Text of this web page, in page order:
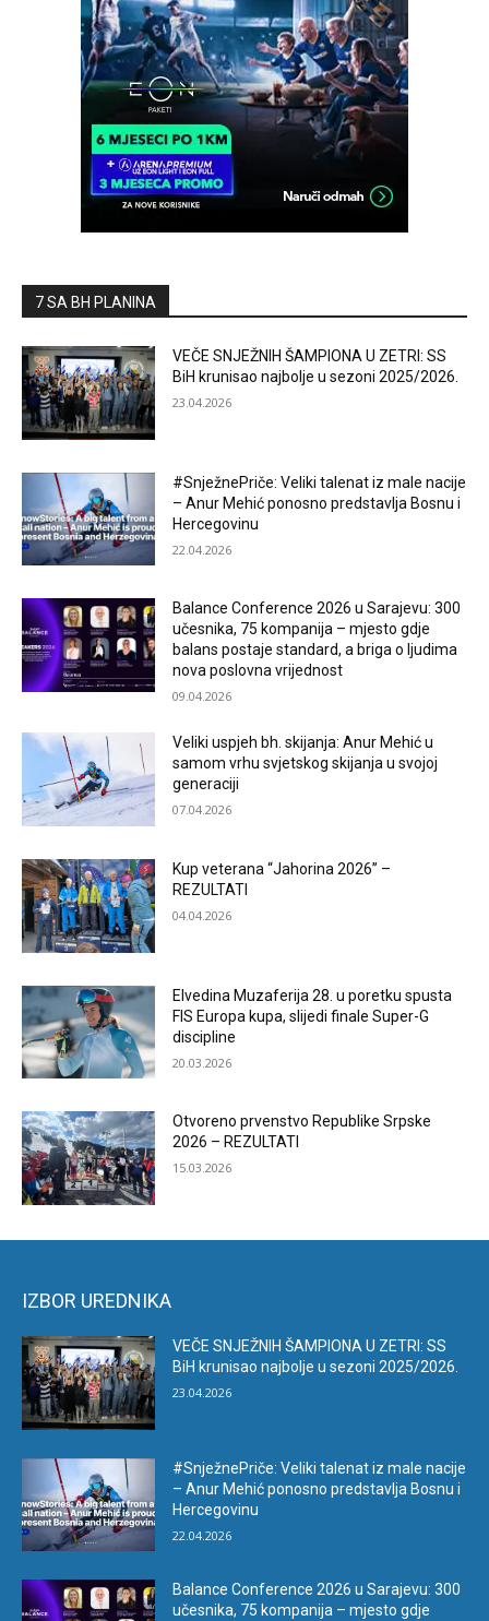
7 SA BH PLANINA
VEČE SNJEŽNIH ŠAMPIONA U ZETRI: SS
BiH krunisao najbolje u sezoni 2025/2026.
23.04.2026
#SnježnePriče: Veliki talenat iz male nacije
– Anur Mehić ponosno predstavlja Bosnu i
Hercegovinu
22.04.2026
Balance Conference 2026 u Sarajevu: 300
učesnika, 75 kompanija – mjesto gdje
balans postaje standard, a briga o ljudima
nova poslovna vrijednost
09.04.2026
Veliki uspjeh bh. skijanja: Anur Mehić u
samom vrhu svjetskog skijanja u svojoj
generaciji
07.04.2026
Kup veterana “Jahorina 2026” –
REZULTATI
04.04.2026
Elvedina Muzaferija 28. u poretku spusta
FIS Europa kupa, slijedi finale Super-G
discipline
20.03.2026
Otvoreno prvenstvo Republike Srpske
2026 – REZULTATI
15.03.2026
IZBOR UREDNIKA
VEČE SNJEŽNIH ŠAMPIONA U ZETRI: SS
BiH krunisao najbolje u sezoni 2025/2026.
23.04.2026
#SnježnePriče: Veliki talenat iz male nacije
– Anur Mehić ponosno predstavlja Bosnu i
Hercegovinu
22.04.2026
Balance Conference 2026 u Sarajevu: 300
učesnika, 75 kompanija – mjesto gdje